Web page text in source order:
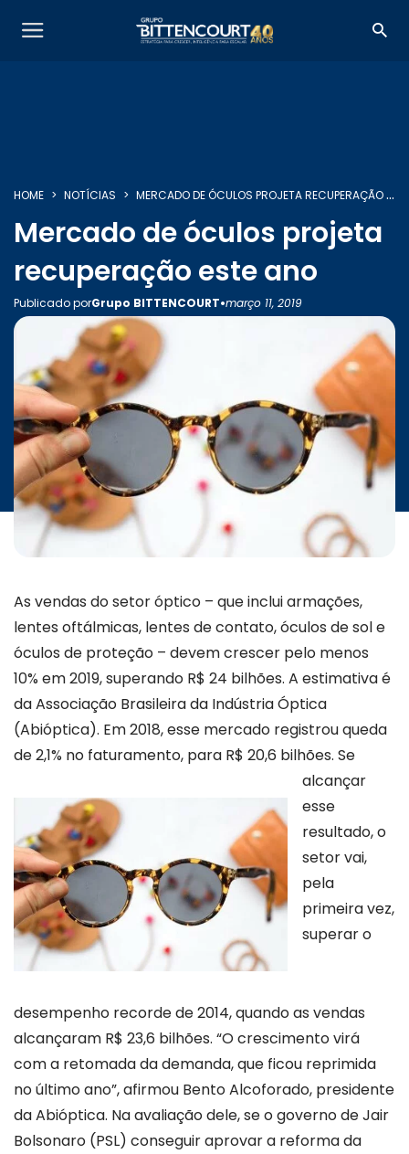
SERVIÇOS
INSIGHTS
INICIATIVAS
CONTATO
HOME NOTÍCIAS MERCADO DE ÓCULOS PROJETA RECUPERAÇÃO ESTE ANO
Mercado de óculos projeta
recuperação este ano
Publicado porGrupo BITTENCOURT•março 11, 2019
As vendas do setor óptico – que inclui armações,
lentes oftálmicas, lentes de contato, óculos de sol e
óculos de proteção – devem crescer pelo menos
10% em 2019, superando R$ 24 bilhões. A estimativa é
da Associação Brasileira da Indústria Óptica
(Abióptica). Em 2018, esse mercado registrou queda
de 2,1% no faturamento, para R$ 20,6 bilhões. Se
alcançar
esse
resultado, o
setor vai,
pela
primeira vez,
superar o
desempenho recorde de 2014, quando as vendas
alcançaram R$ 23,6 bilhões. “O crescimento virá
com a retomada da demanda, que ficou reprimida
no último ano”, afirmou Bento Alcoforado, presidente
da Abióptica. Na avaliação dele, se o governo de Jair
Bolsonaro (PSL) conseguir aprovar a reforma da